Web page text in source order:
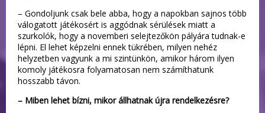
– Gondoljunk csak bele abba, hogy a napokban sajnos több
válogatott játékosért is aggódnak sérülések miatt a
szurkolók, hogy a novemberi selejtezőkön pályára tudnak-e
lépni. El lehet képzelni ennek tükrében, milyen nehéz
helyzetben vagyunk a mi szintünkön, amikor három ilyen
komoly játékosra folyamatosan nem számíthatunk
hosszabb távon.
– Miben lehet bízni, mikor állhatnak újra rendelkezésre?